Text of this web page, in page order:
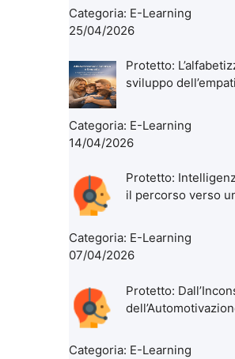
Categoria: E-Learning
25/04/2026
Protetto:
sviluppo
Categoria: E-Learning
14/04/2026
Protetto:
il percorso verso
Categoria: E-Learning
07/04/2026
Protetto:
Categoria: E-Learning